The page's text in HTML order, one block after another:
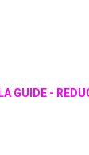
GUIDE -